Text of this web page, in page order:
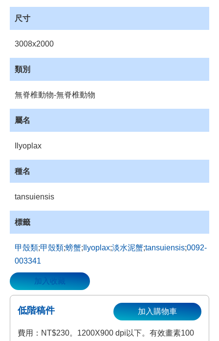
載
資
理
藏
登
尺寸
3008x2000
類別
無脊椎動物-無脊椎動物
屬名
Ilyoplax
種名
tansuiensis
標籤
甲殼類;甲殼類;螃蟹; Ilyoplax;淡水泥蟹;tansuiensis;0092-
003341
加入收藏
低階稿件
費用：NT$230。1200X900 dpi以下。有效畫素100
加入購物車